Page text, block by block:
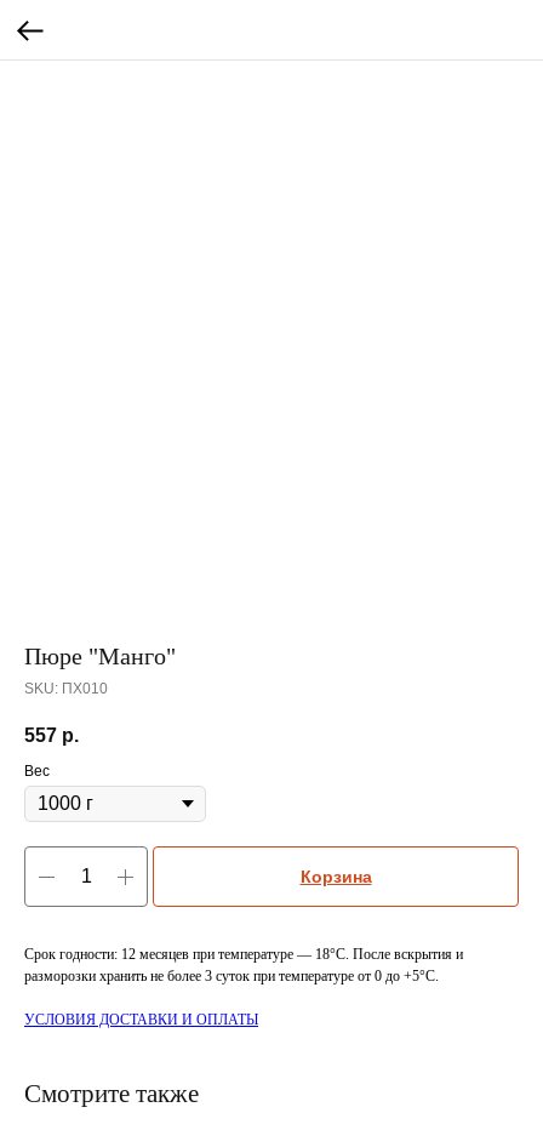
Пюре "Манго"
SKU: ПХ010
557 р.
Вес
Корзина
Срок годности: 12 месяцев при температуре — 18°C. После вскрытия и
разморозки хранить не более 3 суток при температуре от 0 до +5°C.
УСЛОВИЯ ДОСТАВКИ И ОПЛАТЫ
Смотрите также